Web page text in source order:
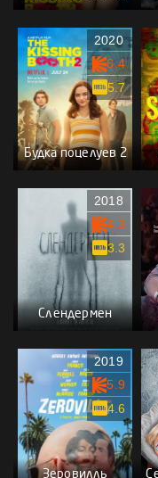
Будка поцелуев 2
2020
6.4
5.7
Слендермен
2018
4.3
3.3
Зеровилль
2019
5.9
4.6